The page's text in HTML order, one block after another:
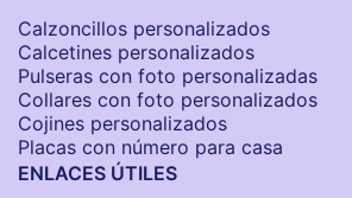
Calzoncillos personalizados​
Calcetines personalizados
Pulseras con foto personalizadas
Collares con foto personalizados
Cojines personalizados
Placas con número para casa
ENLACES ÚTILES